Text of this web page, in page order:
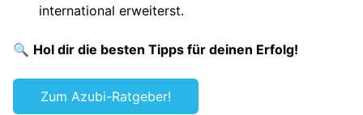
international erweiterst.
🔍 Hol dir die besten Tipps für deinen Erfolg!
Zum Azubi-Ratgeber!